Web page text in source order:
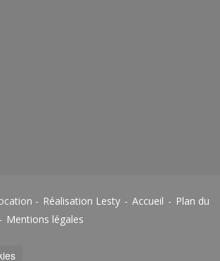
- Réalisation Lesty - Accueil - Plan du
- Mentions légales